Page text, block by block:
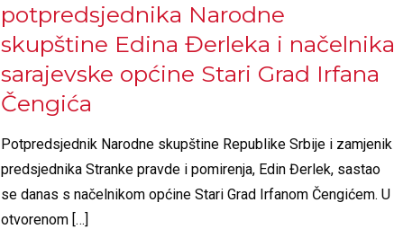
potpredsjednika Narodne
skupštine Edina Đerleka i načelnika
sarajevske općine Stari Grad Irfana
Čengića
Potpredsjednik Narodne skupštine Republike Srbije i zamjenik
predsjednika Stranke pravde i pomirenja, Edin Đerlek, sastao
se danas s načelnikom općine Stari Grad Irfanom Čengićem. U
otvorenom[…]